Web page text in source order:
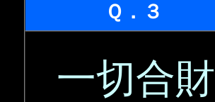
Ｑ．３
一切合財